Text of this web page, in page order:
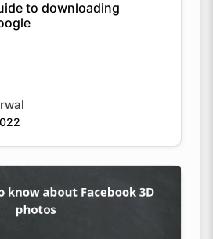
to downloading